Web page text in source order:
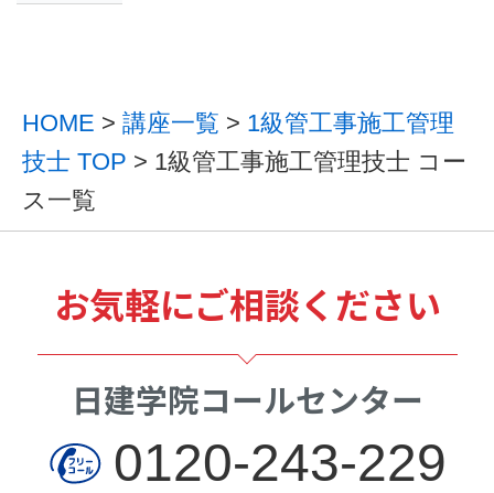
HOME > 講座一覧 > 1級管工事施工管理
技士 TOP > 1級管工事施工管理技士 コー
ス一覧
お気軽にご相談ください
日建学院コールセンター
0120-243-229